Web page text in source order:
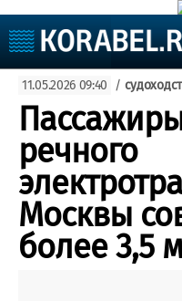
Судоходство
Судоремонт
События
Порты
Рыболовство
ВМФ
Образование
Яхты и катера
Еще
11.05.2026 09:40 /
речного
Москвы
более 3,5